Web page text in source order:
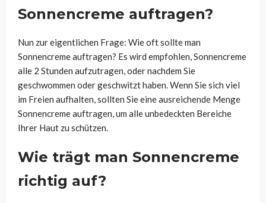
Sonnencreme auftragen?
Nun zur eigentlichen Frage: Wie oft sollte man
Sonnencreme auftragen? Es wird empfohlen, Sonnencreme
alle 2 Stunden aufzutragen, oder nachdem Sie
geschwommen oder geschwitzt haben. Wenn Sie sich viel
im Freien aufhalten, sollten Sie eine ausreichende Menge
Sonnencreme auftragen, um alle unbedeckten Bereiche
Ihrer Haut zu schützen.
Wie trägt man Sonnencreme
richtig auf?